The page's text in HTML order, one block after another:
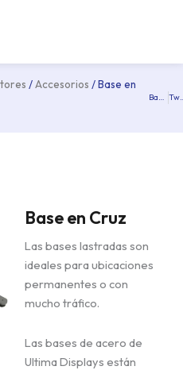
/Accesorios / Base en
Base Cuadrada
Base en Cruz
Las bases lastradas son
ideales para ubicaciones
permanentes o con
mucho tráfico.
Las bases de acero de
Ultima Displays están